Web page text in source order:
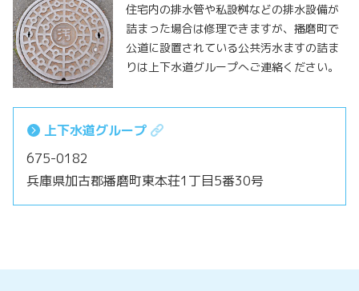
住宅内の排水管や私設桝などの排水設備が
詰まった場合は修理できますが、播磨町で
公道に設置されている公共汚水ますの詰ま
りは上下水道グループへご連絡ください。
上下水道グループ
675-0182
兵庫県加古郡播磨町東本荘1丁目5番30号